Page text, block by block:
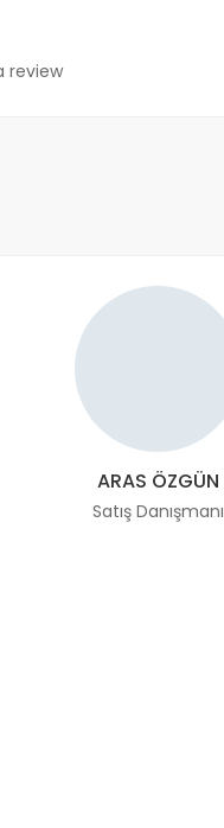
review
ARAS ÖZGÜN
Satış Danışmanı